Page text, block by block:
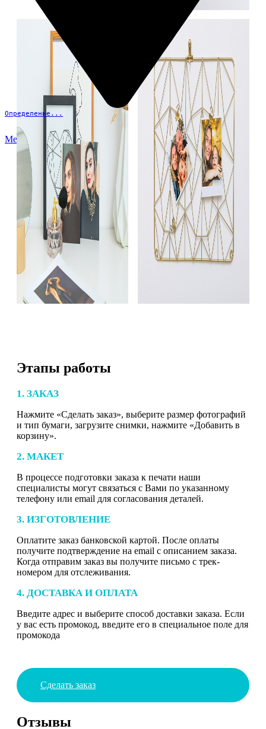
Определение...
Меню
Этапы работы
1. ЗАКАЗ
Нажмите «Сделать заказ», выберите размер фотографий
и тип бумаги, загрузите снимки, нажмите «Добавить в
корзину».
2. МАКЕТ
В процессе подготовки заказа к печати наши
специалисты могут связаться с Вами по указанному
телефону или email для согласования деталей.
3. ИЗГОТОВЛЕНИЕ
Оплатите заказ банковской картой. После оплаты
получите подтверждение на email с описанием заказа.
Когда отправим заказ вы получите письмо с трек-
номером для отслеживания.
4. ДОСТАВКА И ОПЛАТА
Введите адрес и выберите способ доставки заказа. Если
у вас есть промокод, введите его в специальное поле для
промокода
Сделать заказ
Отзывы